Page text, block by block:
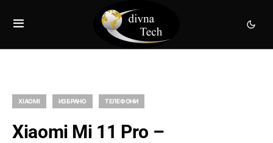
XIAOMI ИЗБРАНО ТЕЛЕФОНИ
Xiaomi Mi 11 Pro –